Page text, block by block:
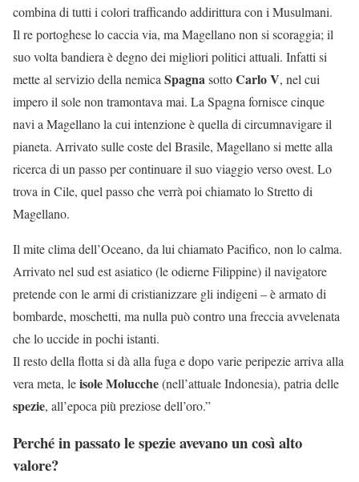
combina di tutti i colori trafficando addirittura con i Musulmani.
Il re portoghese lo caccia via, ma Magellano non si scoraggia; il
suo volta bandiera è degno dei migliori politici attuali. Infatti si
mette al servizio della nemica SpagnasottoCarlo V, nel cui
impero il sole non tramontava mai. La Spagna fornisce cinque
navi a Magellano la cui intenzione è quella di circumnavigare il
pianeta. Arrivato sulle coste del Brasile, Magellano si mette alla
ricerca di un passo per continuare il suo viaggio verso ovest. Lo
trova in Cile, quel passo che verrà poi chiamato lo Stretto di
Magellano.
Il mite clima dell’Oceano, da lui chiamato Pacifico, non lo calma.
Arrivato nel sud est asiatico (le odierne Filippine) il navigatore
pretende con le armi di cristianizzare gli indigeni – è armato di
bombarde, moschetti, ma nulla può contro una freccia avvelenata
che lo uccide in pochi istanti.
Il resto della flotta si dà alla fuga e dopo varie peripezie arriva alla
vera meta, leisole Molucche(nell’attuale Indonesia), patria delle
spezie, all’epoca più preziose dell’oro.”
Perché in passato le spezie avevano un così alto
valore?